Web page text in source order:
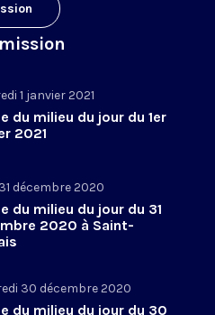
1 janvier 2021
du milieu du jour du 1er
2021
décembre 2020
du milieu du jour du 31
2020 à Saint-
30 décembre 2020
du milieu du jour du 30